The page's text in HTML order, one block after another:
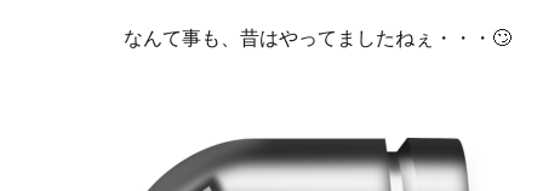
なんて事も、昔はやってましたねぇ・・・🙄